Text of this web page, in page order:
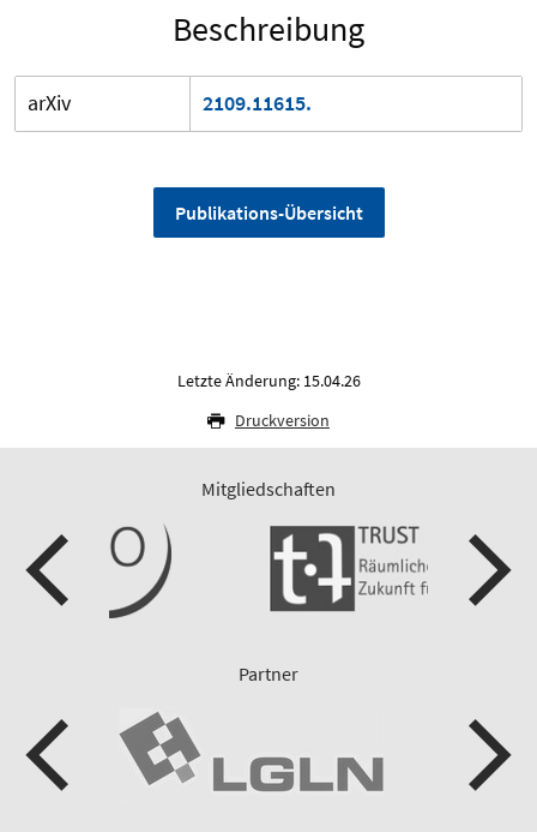
Beschreibung
arXiv 2109.11615.
Publikations-Übersicht
Letzte Änderung: 15.04.26
Druckversion
Mitgliedschaften
Partner